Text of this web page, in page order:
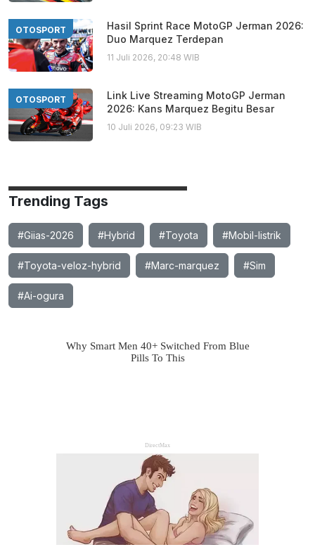
OTOSPORT
Hasil Sprint Race MotoGP Jerman 2026:
Duo Marquez Terdepan
11 Juli 2026, 20:48 WIB
OTOSPORT
Link Live Streaming MotoGP Jerman
2026: Kans Marquez Begitu Besar
10 Juli 2026, 09:23 WIB
Trending Tags
#Giias-2026 #Hybrid #Toyota #Mobil-listrik
#Toyota-veloz-hybrid #Marc-marquez #Sim
#Ai-ogura